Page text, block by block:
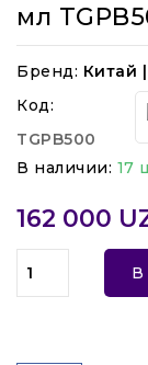
мл
Бренд: Китай
Код:
TGPB500
В наличии: 17
162 000
В